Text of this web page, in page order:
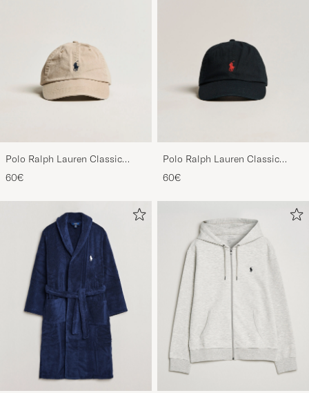
Polo Ralph Lauren Classic
Sports Cap Beige
60€
Polo Ralph Lauren Classic
Sports Cap Black
60€